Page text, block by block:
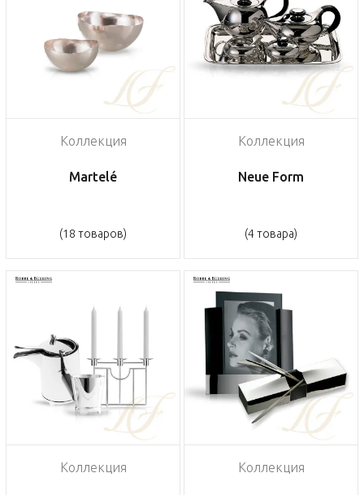
Коллекция
Martelé
(18 товаров)
Коллекция
Neue Form
(4 товара)
Коллекция Коллекция